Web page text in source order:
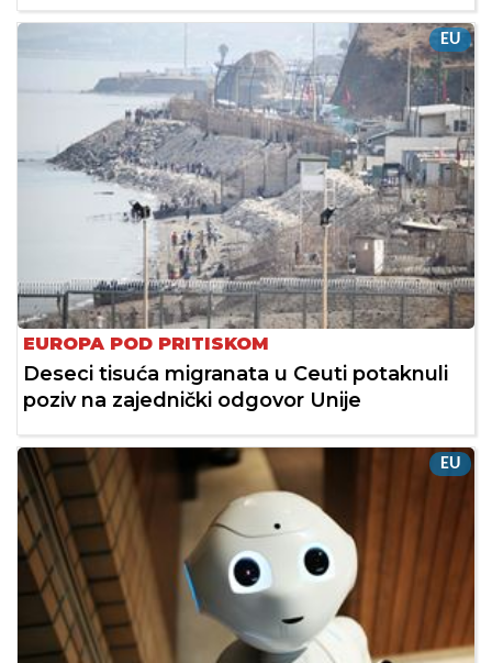
EU
EUROPA POD PRITISKOM
Deseci tisuća migranata u Ceuti potaknuli
poziv na zajednički odgovor Unije
EU